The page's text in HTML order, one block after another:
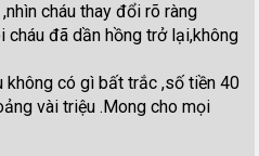
cháu thay đổi rõ ràng
cháu đã dần hồng trở lại,không
không có gì bất trắc ,số tiền 40
vài triệu .Mong cho mọi